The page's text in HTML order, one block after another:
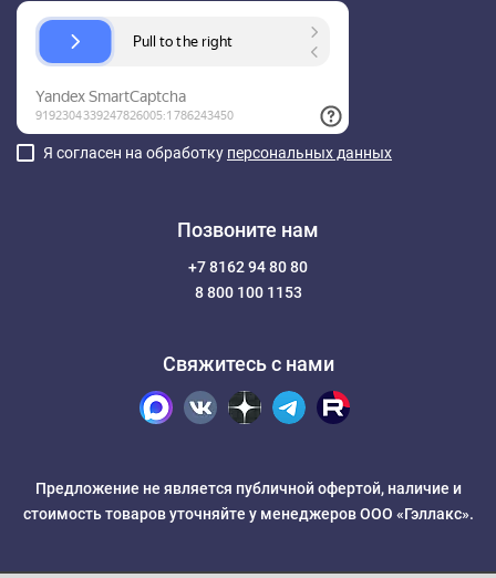
Я согласен на обработку персональных данных
Позвоните нам
+7 8162 94 80 80
8 800 100 1153
Свяжитесь с нами
Предложение не является публичной офертой, наличие и
стоимость товаров уточняйте у менеджеров ООО «Гэллакс».